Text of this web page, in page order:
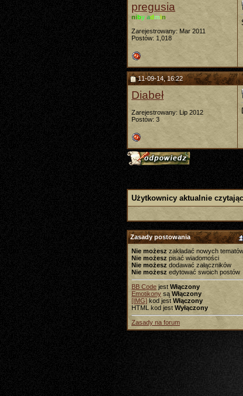
pregusia
niby admin
Zarejestrowany: Mar 2011
Postów: 1,018
11-09-14, 16:22
Diabeł
Zarejestrowany: Lip 2012
Postów: 3
Użytkownicy aktualnie
Zasady postowania
Nie możesz zakładać nowych
Nie możesz pisać wiadomości
Nie możesz dodawać załączników
Nie możesz edytować swoich postów
BB Code jest Włączony
Emotikony są Włączony
[IMG] kod jest Włączony
HTML kod jest Wyłączony
Zasady na forum